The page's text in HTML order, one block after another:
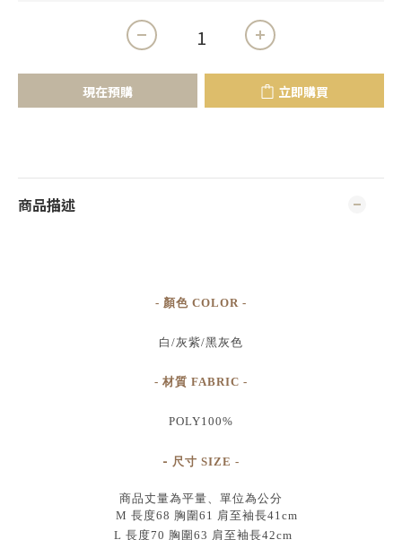
現在預購 立即購買
商品描述
- 顏色 COLOR -
白/灰紫/黑灰色
- 材質 FABRIC -
POLY100%
- 尺寸 SIZE -
商品丈量為平量、單位為公分
M 長度68 胸圍61 肩至袖長41cm
L 長度70 胸圍63 肩至袖長42cm